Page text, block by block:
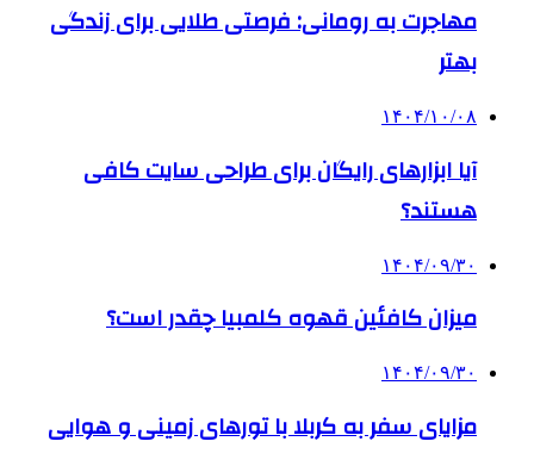
مهاجرت به رومانی: فرصتی طلایی برای زندگی
بهتر
۱۴۰۴/۱۰/۰۸
آیا ابزارهای رایگان برای طراحی سایت کافی
هستند؟
۱۴۰۴/۰۹/۳۰
میزان کافئین قهوه کلمبیا چقدر است؟
۱۴۰۴/۰۹/۳۰
مزایای سفر به کربلا با تورهای زمینی و هوایی